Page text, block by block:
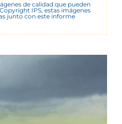
de calidad que pueden
IPS, estas imágenes
junto con este informe